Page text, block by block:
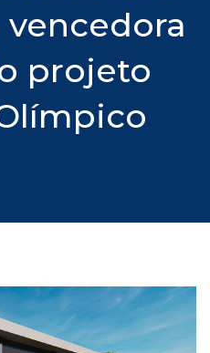
projeto